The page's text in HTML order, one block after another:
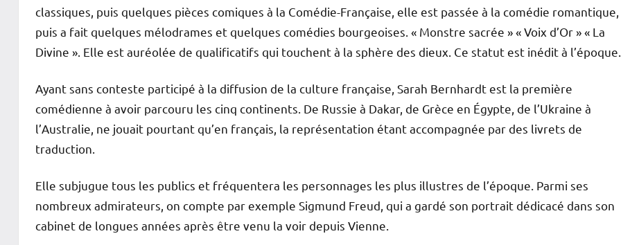
classiques, puis quelques pièces comiques à la Comédie-Française, elle est passée à la comédie romantique,
puis a fait quelques mélodrames et quelques comédies bourgeoises. « Monstre sacrée » « Voix d’Or » « La
Divine ». Elle est auréolée de qualificatifs qui touchent à la sphère des dieux. Ce statut est inédit à l’époque.
Ayant sans conteste participé à la diffusion de la culture française, Sarah Bernhardt est la première
comédienne à avoir parcouru les cinq continents. De Russie à Dakar, de Grèce en Égypte, de l’Ukraine à
l’Australie, ne jouait pourtant qu’en français, la représentation étant accompagnée par des livrets de
traduction.
Elle subjugue tous les publics et fréquentera les personnages les plus illustres de l’époque. Parmi ses
nombreux admirateurs, on compte par exemple Sigmund Freud, qui a gardé son portrait dédicacé dans son
cabinet de longues années après être venu la voir depuis Vienne.